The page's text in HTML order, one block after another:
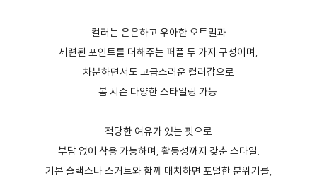
컬러는 은은하고 우아한 오트밀과
세련된 포인트를 더해주는 퍼플 두 가지 구성이며,
차분하면서도 고급스러운 컬러감으로
봄 시즌 다양한 스타일링 가능.
적당한 여유가 있는 핏으로
부담 없이 착용 가능하며, 활동성까지 갖춘 스타일.
기본 슬랙스나 스커트와 함께 매치하면 포멀한 분위기를,